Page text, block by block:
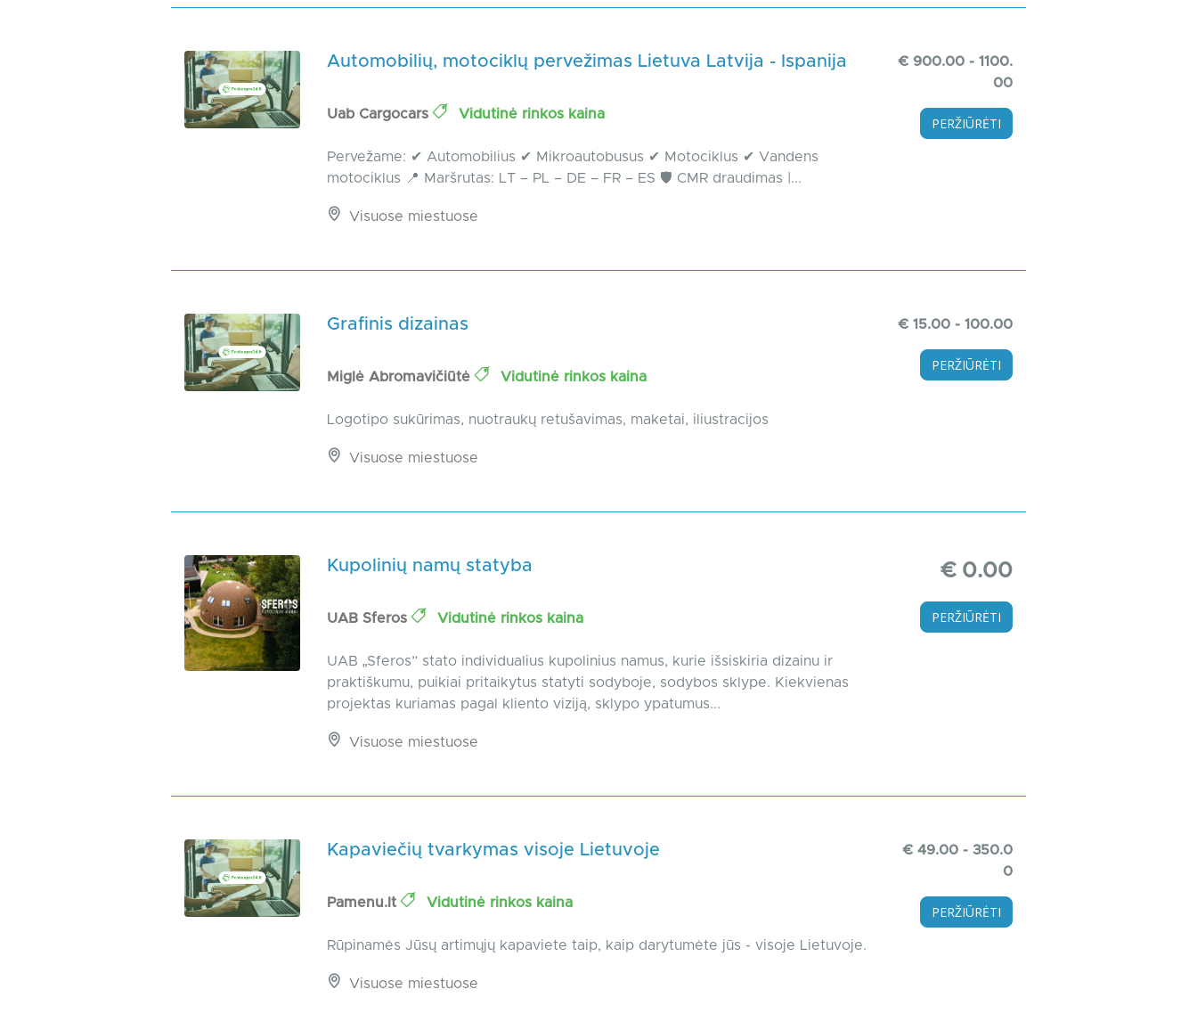
Automobilių, motociklų pervežimas Lietuva Latvija - Ispanija
Uab Cargocars Vidutinė rinkos kaina
Pervežame: ✔ Automobilius ✔ Mikroautobusus ✔ Motociklus ✔ Vandens
motociklus 📍 Maršrutas: LT – PL – DE – FR – ES 🛡 CMR draudimas |...
Visuose miestuose
€ 900.00 - 1100.
00
PERŽIŪRĖTI
Grafinis dizainas
Miglė Abromavičiūtė Vidutinė rinkos kaina
Logotipo sukūrimas, nuotraukų retušavimas, maketai, iliustracijos
Visuose miestuose
€ 15.00 - 100.00
PERŽIŪRĖTI
Kupolinių namų statyba
UAB Sferos Vidutinė rinkos kaina
UAB „Sferos” stato individualius kupolinius namus, kurie išsiskiria dizainu ir
praktiškumu, puikiai pritaikytus statyti sodyboje, sodybos sklype. Kiekvienas
projektas kuriamas pagal kliento viziją, sklypo ypatumus...
Visuose miestuose
€ 0.00
PERŽIŪRĖTI
Kapaviečių tvarkymas visoje Lietuvoje
Pamenu.lt Vidutinė rinkos kaina
Rūpinamės Jūsų artimųjų kapaviete taip, kaip darytumėte jūs - visoje Lietuvoje.
Visuose miestuose
€ 49.00 - 350.0
0
PERŽIŪRĖTI